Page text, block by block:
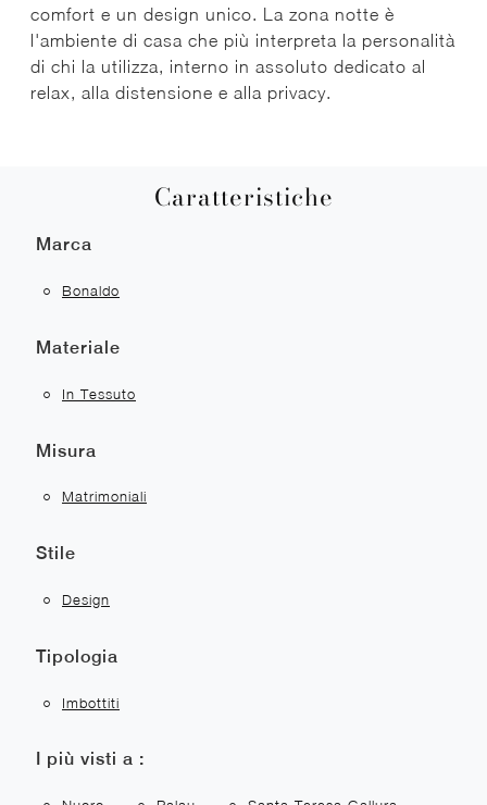
comfort e un design unico. La zona notte è
l'ambiente di casa che più interpreta la personalità
di chi la utilizza, interno in assoluto dedicato al
relax, alla distensione e alla privacy.
Caratteristiche
Marca
Bonaldo
Materiale
In Tessuto
Misura
Matrimoniali
Stile
Design
Tipologia
Imbottiti
I più visti a :